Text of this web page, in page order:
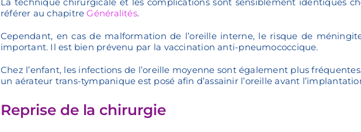
référer au chapitreGénéralités.
Cependant, en cas de malformation de l’oreille interne, le risque de
important. Il est bien prévenu par la vaccination anti-pneumococcique.
Chez l’enfant, les infections de l’oreille moyenne sont également plus
un aérateur trans-tympanique est posé afin d’assainir l’oreille avant
Reprise de la chirurgie